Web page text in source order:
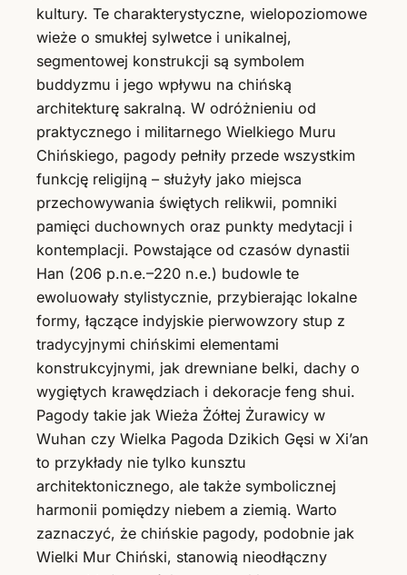
kultury. Te charakterystyczne, wielopoziomowe
wieże o smukłej sylwetce i unikalnej,
segmentowej konstrukcji są symbolem
buddyzmu i jego wpływu na chińską
architekturę sakralną. W odróżnieniu od
praktycznego i militarnego Wielkiego Muru
Chińskiego, pagody pełniły przede wszystkim
funkcję religijną – służyły jako miejsca
przechowywania świętych relikwii, pomniki
pamięci duchownych oraz punkty medytacji i
kontemplacji. Powstające od czasów dynastii
Han (206 p.n.e.–220 n.e.) budowle te
ewoluowały stylistycznie, przybierając lokalne
formy, łączące indyjskie pierwowzory stup z
tradycyjnymi chińskimi elementami
konstrukcyjnymi, jak drewniane belki, dachy o
wygiętych krawędziach i dekoracje feng shui.
Pagody takie jak Wieża Żółtej Żurawicy w
Wuhan czy Wielka Pagoda Dzikich Gęsi w Xi’an
to przykłady nie tylko kunsztu
architektonicznego, ale także symbolicznej
harmonii pomiędzy niebem a ziemią. Warto
zaznaczyć, że chińskie pagody, podobnie jak
Wielki Mur Chiński, stanowią nieodłączny